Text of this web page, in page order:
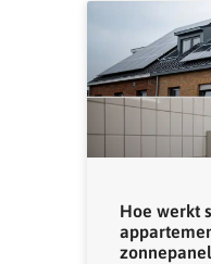
Hoe werkt